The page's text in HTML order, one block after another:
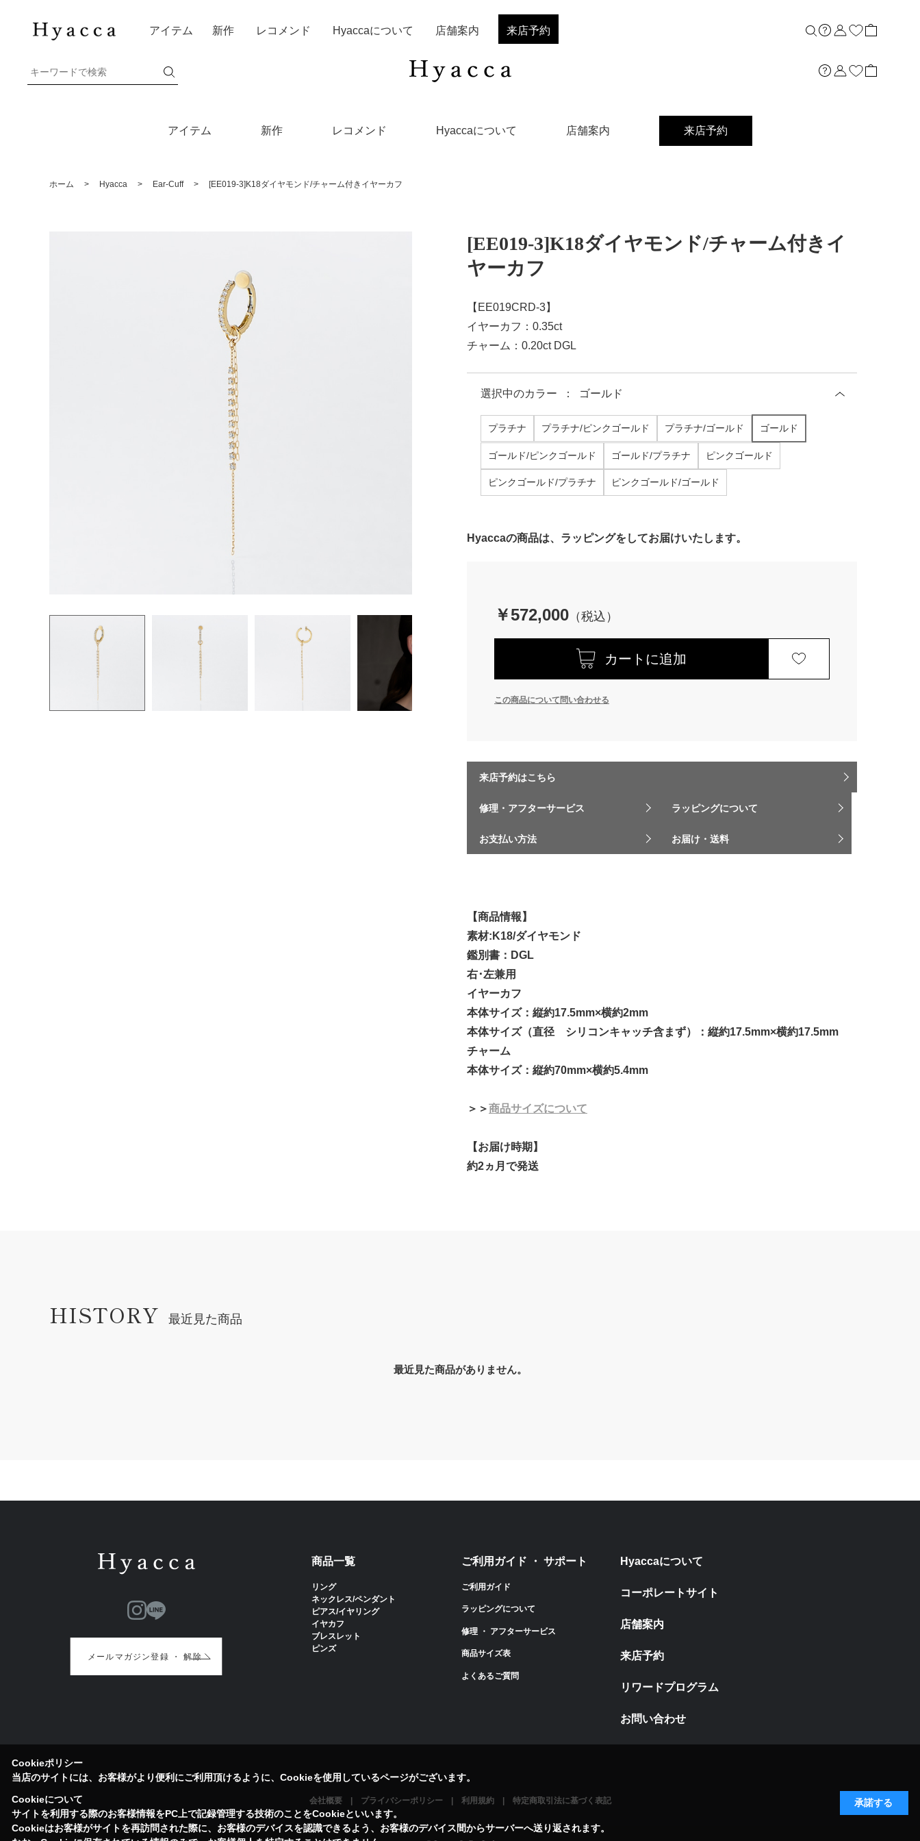
アイテム 新作 レコメンド Hyaccaについて 店舗案内 来店予約
アイテム 新作 レコメンド Hyaccaについて 店舗案内 来店予約
ホーム > Hyacca > Ear-Cuff > [EE019-3]K18ダイヤモンド/チャーム付きイヤーカフ
[EE019-3]K18ダイヤモンド/チャーム付きイ
ヤーカフ
【EE019CRD-3】
イヤーカフ：0.35ct
チャーム：0.20ct DGL
選択中のカラー ： ゴールド
プラチナ プラチナ/ピンクゴールド プラチナ/ゴールド ゴールド
ゴールド/ピンクゴールド ゴールド/プラチナ ピンクゴールド
ピンクゴールド/プラチナ ピンクゴールド/ゴールド
Hyaccaの商品は、ラッピングをしてお届けいたします。
￥572,000
カートに追加
この商品について問い合わせる
来店予約はこちら
修理・アフターサービス ラッピングについて
お支払い方法 お届け・送料
【商品情報】
素材:K18/ダイヤモンド
鑑別書：DGL
右･左兼用
イヤーカフ
本体サイズ：縦約17.5mm×横約2mm
本体サイズ（直径 シリコンキャッチ含まず）：縦約17.5mm×横約17.5mm
チャーム
本体サイズ：縦約70mm×横約5.4mm
＞＞商品サイズについて
【お届け時期】
約2ヵ月で発送
HISTORY
最近見た商品がありません。
メールマガジン登録 ・ 解除
商品一覧
リング
ネックレス/ペンダント
ピアス/イヤリング
イヤカフ
ブレスレット
ピンズ
ご利用ガイド ・ サポート
ご利用ガイド
ラッピングについて
修理 ・ アフターサービス
商品サイズ表
よくあるご質問
Hyaccaについて
コーポレートサイト
店舗案内
来店予約
リワードプログラム
お問い合わせ
会社概要 プライバシーポリシー 利用規約 特定商取引法に基づく表記
Cookieポリシー
当店のサイトには、お客様がより便利にご利用頂けるように、Cookieを使用しているページがございます。
Cookieについて
サイトを利用する際のお客様情報をPC上で記録管理する技術のことをCookieといいます。
Cookieはお客様がサイトを再訪問された際に、お客様のデバイスを認識できるよう、お客様のデバイス間からサーバーへ送り返されます。
承諾する